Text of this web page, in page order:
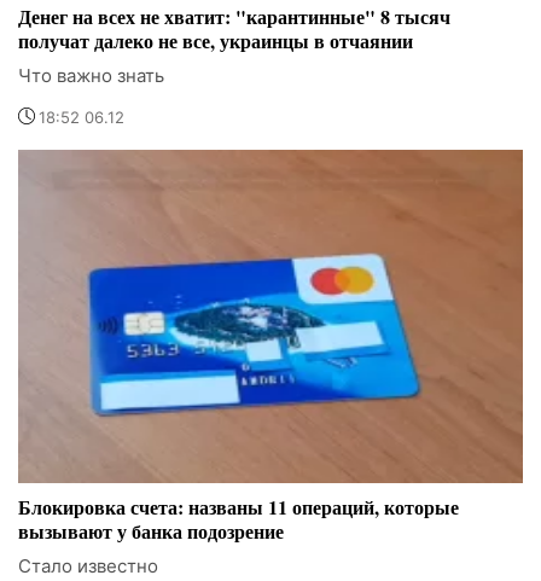
Денег на всех не хватит: "карантинные" 8 тысяч
получат далеко не все, украинцы в отчаянии
Что важно знать
18:52 06.12
Блокировка счета: названы 11 операций, которые
вызывают у банка подозрение
Стало известно